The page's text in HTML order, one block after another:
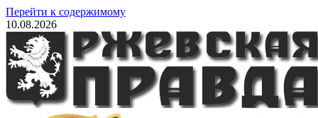
Перейти к содержимому
10.08.2026